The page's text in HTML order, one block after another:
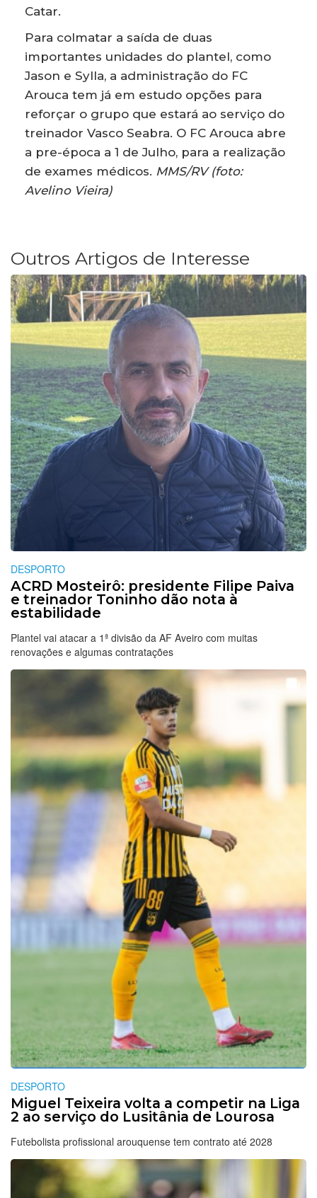
Catar.
Para colmatar a saída de duas
importantes unidades do plantel, como
Jason e Sylla, a administração do FC
Arouca tem já em estudo opções para
reforçar o grupo que estará ao serviço do
treinador Vasco Seabra. O FC Arouca abre
a pre-época a 1 de Julho, para a realização
de exames médicos. MMS/RV (foto:
Avelino Vieira)
Outros Artigos de Interesse
DESPORTO
ACRD Mosteirô: presidente Filipe Paiva
e treinador Toninho dão nota à
estabilidade
Plantel vai atacar a 1ª divisão da AF Aveiro com muitas
renovações e algumas contratações
DESPORTO
Miguel Teixeira volta a competir na Liga
2 ao serviço do Lusitânia de Lourosa
Futebolista profissional arouquense tem contrato até 2028